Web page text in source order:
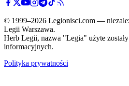
© 1999–2026 Legionisci.com —
Legii Warszawa.
Herb Legii, nazwa "Legia" użyte
informacyjnych.
Polityka prywatności